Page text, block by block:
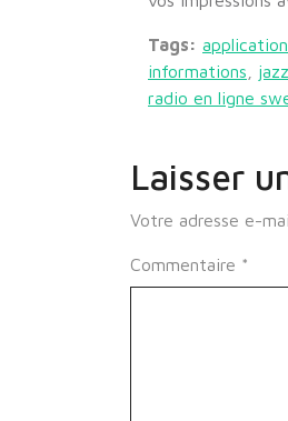
Tags:
informations
jazz
radio en ligne
Laisser
Votre adresse e-
Commentaire *